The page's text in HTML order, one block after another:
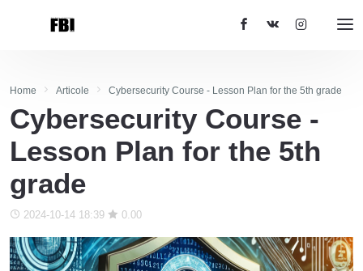
Home Articole Cybersecurity Course - Lesson Plan for the 5th grade
Cybersecurity Course -
Lesson Plan for the 5th
grade
2024-10-14 18:39 0.00